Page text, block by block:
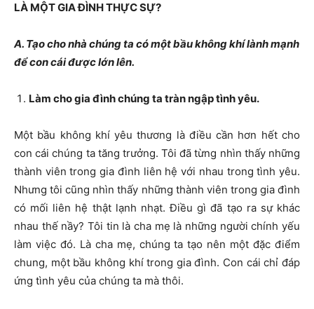
LÀ MỘT GIA ĐÌNH THỰC SỰ?
A. Tạo cho nhà chúng ta có một bầu không khí lành mạnh
để con cái được lớn lên.
Làm cho gia đình chúng ta tràn ngập tình yêu.
Một bầu không khí yêu thương là điều cần hơn hết cho
con cái chúng ta tăng trưởng. Tôi đã từng nhìn thấy những
thành viên trong gia đình liên hệ với nhau trong tình yêu.
Nhưng tôi cũng nhìn thấy những thành viên trong gia đình
có mối liên hệ thật lạnh nhạt. Điều gì đã tạo ra sự khác
nhau thế nầy? Tôi tin là cha mẹ là những người chính yếu
làm việc đó. Là cha mẹ, chúng ta tạo nên một đặc điểm
chung, một bầu không khí trong gia đình. Con cái chỉ đáp
ứng tình yêu của chúng ta mà thôi.